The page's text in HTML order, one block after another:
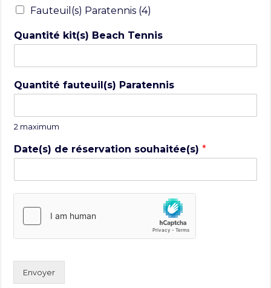
Fauteuil(s) Paratennis (4)
Quantité kit(s) Beach Tennis
Quantité fauteuil(s) Paratennis
2 maximum
Date(s) de réservation souhaitée(s)*
Envoyer